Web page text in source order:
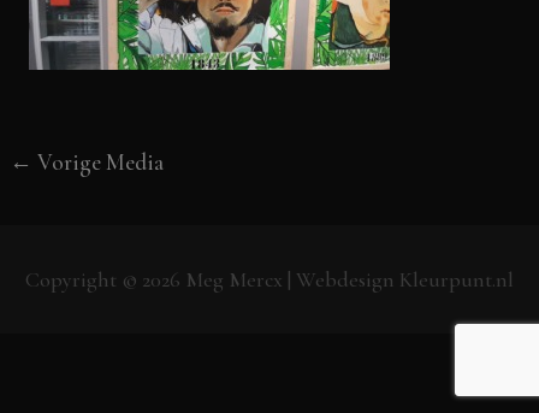
← Vorige Media
Copyright © 2026 Meg Mercx | Webdesign Kleurpunt.nl